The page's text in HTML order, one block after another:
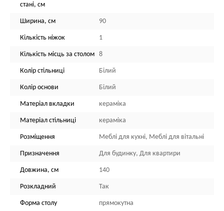
стані, см
Ширина, см 90
Кількість ніжок 1
Кількість місць за столом 8
Колір стільниці Білий
Колір основи Білий
Матеріал вкладки кераміка
Матеріал стільниці кераміка
Розміщення Меблі для кухні, Меблі для вітальні
Призначення Для будинку, Для квартири
Довжина, см 140
Розкладний Так
Форма столу прямокутна